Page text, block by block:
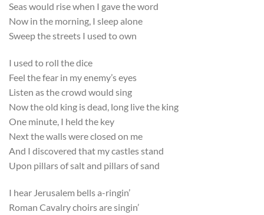
Seas would rise when I gave the word
Now in the morning, I sleep alone
Sweep the streets I used to own
I used to roll the dice
Feel the fear in my enemy’s eyes
Listen as the crowd would sing
Now the old king is dead, long live the king
One minute, I held the key
Next the walls were closed on me
And I discovered that my castles stand
Upon pillars of salt and pillars of sand
I hear Jerusalem bells a-ringin’
Roman Cavalry choirs are singin’